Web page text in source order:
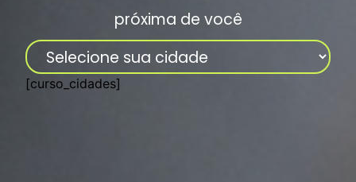
próxima de você
[curso_cidades]